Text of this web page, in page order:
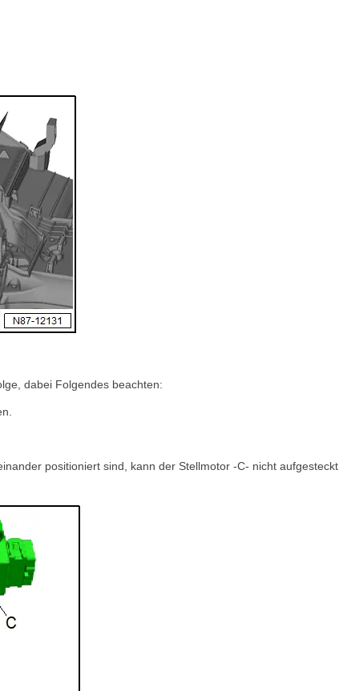
dabei Folgendes beachten:
positioniert sind, kann der Stellmotor -C- nicht aufgesteckt